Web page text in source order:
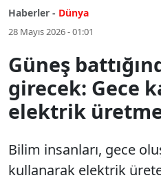
Haberler - Dünya
28 Mayıs 2026 - 01:01
Güneş
girecek: Gece
elektrik
Bilim insanları, gece
kullanarak elektrik